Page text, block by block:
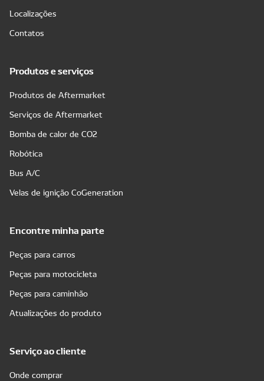
Localizações
Contatos
Produtos e serviços
Produtos de Aftermarket
Serviços de Aftermarket
Bomba de calor de CO2
Robótica
Bus A/C
Velas de ignição CoGeneration
Encontre minha parte
Peças para carros
Peças para motocicleta
Peças para caminhão
Atualizações do produto
Serviço ao cliente
Onde comprar